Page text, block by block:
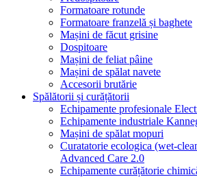
Formatoare rotunde
Formatoare franzelă și baghete
Mașini de făcut grisine
Dospitoare
Mașini de feliat pâine
Mașini de spălat navete
Accesorii brutărie
Spălătorii și curățătorii
Echipamente profesionale
Echipamente industriale
Mașini de spălat mopuri
Curatatorie ecologica (wet-
Advanced Care 2.0
Echipamente curățătorie